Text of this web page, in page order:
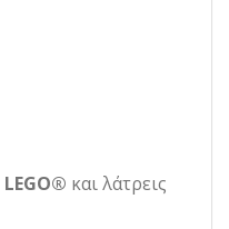
LEGO® και λάτρεις